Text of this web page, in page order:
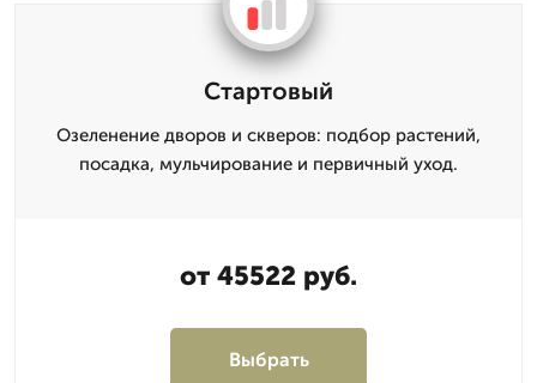
Стартовый
Озеленение дворов и скверов: подбор растений,
посадка, мульчирование и первичный уход.
от 45522 руб.
Выбрать